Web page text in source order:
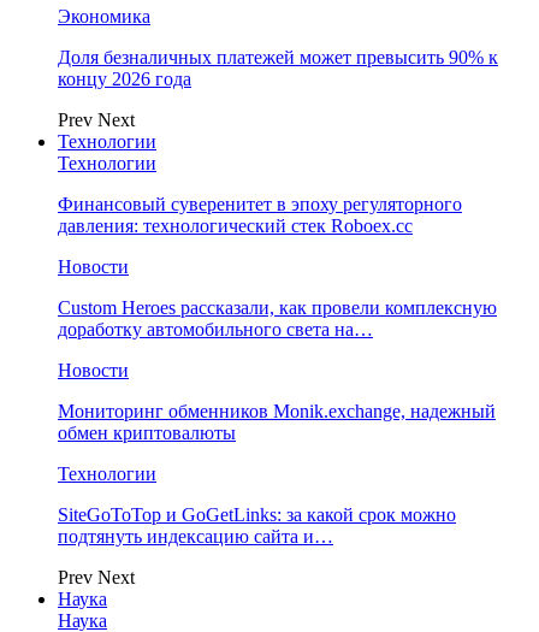
Экономика
Доля безналичных платежей может превысить 90% к
концу 2026 года
Prev Next
Технологии
Технологии
Финансовый суверенитет в эпоху регуляторного
давления: технологический стек Roboex.cc
Новости
Custom Heroes рассказали, как провели комплексную
доработку автомобильного света на…
Новости
Мониторинг обменников Monik.exchange, надежный
обмен криптовалюты
Технологии
SiteGoToTop и GoGetLinks: за какой срок можно
подтянуть индексацию сайта и…
Prev Next
Наука
Наука